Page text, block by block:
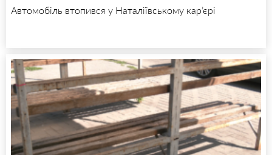
Автомобіль втопився у Наталіївському кар’єрі